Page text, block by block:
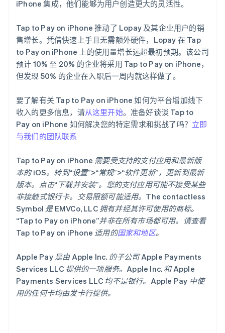
iPhone 集成，他们能够为用户创造更大的灵活性。
Tap to Pay on iPhone 推动了 Lopay 及其企业用户的销
售增长。凭借快速上手且无需额外硬件，Lopay 在 Tap
to Pay on iPhone 上的使用量增长远超最初预期。该公司
预计 10% 至 20% 的企业将采用 Tap to Pay on iPhone，
但发现 50% 的企业在入职后一周内就这样做了。
要了解有关 Tap to Pay on iPhone 如何为平台增加线下
收入的更多信息，请从这里开始。准备好谈谈 Tap to
Pay on iPhone 如何解决您的特定需求和挑战了吗？ 立即
与我们的团队联系
Tap to Pay on iPhone 需要受支持的支付应用和最新版
本的 iOS。转到“设置”>“常规”>“软件更新”，更新到最新
版本。点击“下载并安装”。您的支付应用可能不接受某些
非接触式银行卡。交易限额可能适用。The contactless
Symbol 是 EMVCo, LLC 拥有并经其许可使用的商标。
“Tap to Pay on iPhone”并非在所有市场都可用。请查看
Tap to Pay on iPhone 适用的国家和地区。
Apple Pay 是由 Apple Inc. 的子公司 Apple Payments
Services LLC 提供的一项服务。Apple Inc. 和 Apple
Payments Services LLC 均不是银行。Apple Pay 中使
用的任何卡均由发卡行提供。
Nederlands FrançaisDeutschEnglish
English
丹麦
English
德国
DeutschEnglish
法国
芬兰
EnglishSvenska
荷兰
English
加拿大
捷克
English
克罗地亚
Italiano
拉脱维亚
English
立陶宛
English
卢森堡
FrançaisDeutschEnglish
罗马尼亚
English